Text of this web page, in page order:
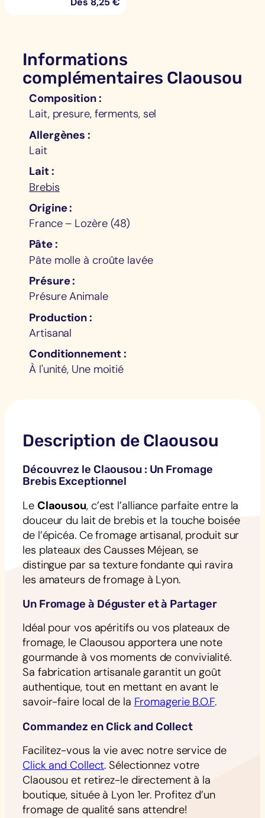
Informations
complémentaires Claousou
Composition
Lait, presure, ferments, sel
Allergènes
Lait
Lait
Brebis
Origine
France – Lozère (48)
Pâte
Pâte molle à croûte lavée
Présure
Présure Animale
Production
Artisanal
Conditionnement
À l'unité, Une moitié
Description de Claousou
Découvrez le Claousou : Un Fromage
Brebis Exceptionnel
Le Claousou, c’est l’alliance parfaite entre la
douceur du lait de brebis et la touche boisée
de l’épicéa. Ce fromage artisanal, produit sur
les plateaux des Causses Méjean, se
distingue par sa texture fondante qui ravira
les amateurs de fromage à Lyon.
Un Fromage à Déguster et à Partager
Idéal pour vos apéritifs ou vos plateaux de
fromage, le Claousou apportera une note
gourmande à vos moments de convivialité.
Sa fabrication artisanale garantit un goût
authentique, tout en mettant en avant le
savoir-faire local de la Fromagerie B.O.F.
Commandez en Click and Collect
Facilitez-vous la vie avec notre service de
Click and Collect. Sélectionnez votre
Claousou et retirez-le directement à la
boutique, située à Lyon 1er. Profitez d’un
fromage de qualité sans attendre!